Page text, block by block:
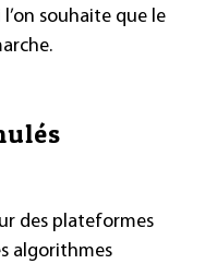
souhaite que le
des plateformes
algorithmes